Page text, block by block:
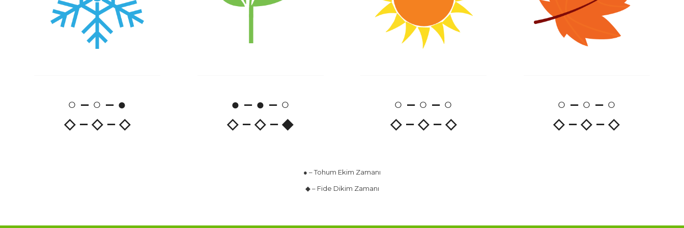
○ – ○ – ●
◇ – ◇ – ◇
● – ● – ○
◇ – ◇ – ◆
○ – ○ – ○
◇ – ◇ – ◇
○ – ○ – ○
◇ – ◇ – ◇
● – Tohum Ekim Zamanı
◆ – Fide Dikim Zamanı